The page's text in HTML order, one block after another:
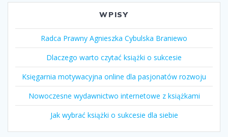
WPISY
Radca Prawny Agnieszka Cybulska Braniewo
Dlaczego warto czytać książki o sukcesie
Księgarnia motywacyjna online dla pasjonatów rozwoju
Nowoczesne wydawnictwo internetowe z książkami
Jak wybrać książki o sukcesie dla siebie